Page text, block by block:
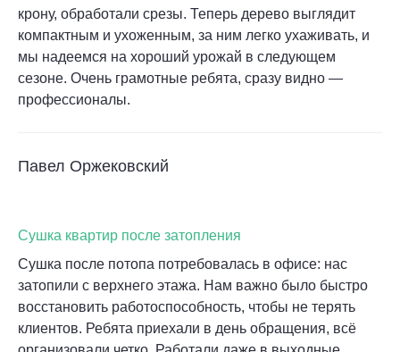
крону, обработали срезы. Теперь дерево выглядит
компактным и ухоженным, за ним легко ухаживать, и
мы надеемся на хороший урожай в следующем
сезоне. Очень грамотные ребята, сразу видно —
профессионалы.
Павел Оржековский
Сушка квартир после затопления
Сушка после потопа потребовалась в офисе: нас
затопили с верхнего этажа. Нам важно было быстро
восстановить работоспособность, чтобы не терять
клиентов. Ребята приехали в день обращения, всё